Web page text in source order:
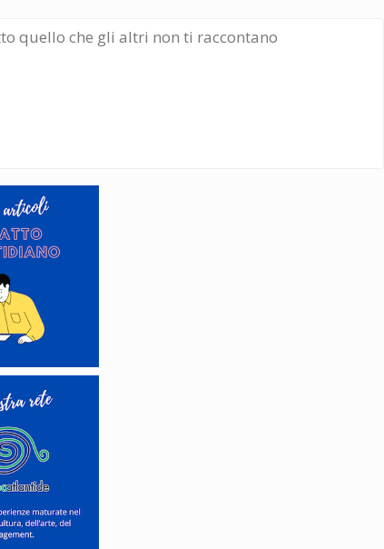
quello che gli altri non ti raccontano